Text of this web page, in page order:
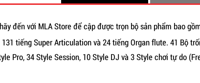
đến với MLA Store để cập được trọn bộ sản phẩm bao
tiếng Super Articulation và 24 tiếng Organ flute. 41 Bộ
Pro, 34 Style Session, 10 Style DJ và 3 Style chơi tự do